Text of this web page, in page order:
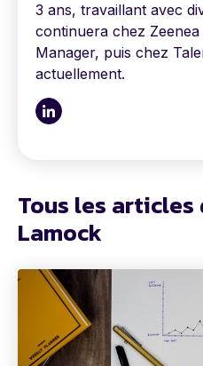
3 ans, travaillant avec
continuera chez
Manager, puis chez
actuellement.
Tous les articles
Lamock